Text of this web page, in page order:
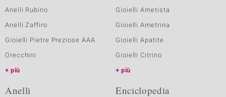
Anelli Rubino
Anelli Zaffiro
Gioielli Pietre Preziose AAA
Orecchini
più
Gioielli Ametista
Gioielli Ametrina
Gioielli Apatite
Gioielli Citrino
più
Anelli Enciclopedia